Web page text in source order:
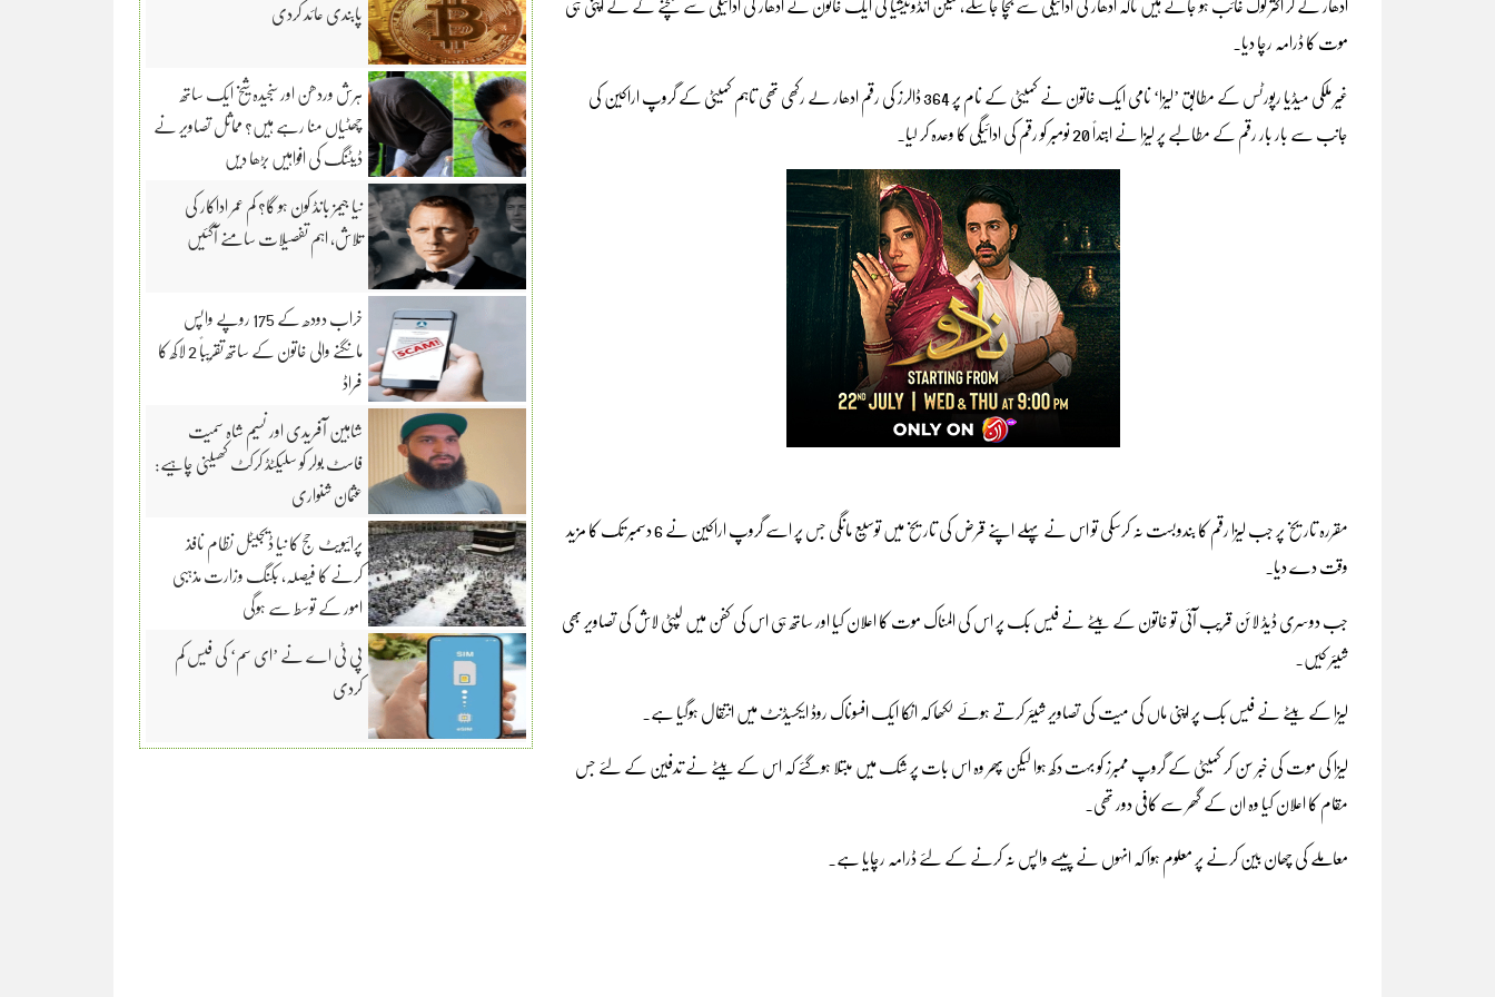
موت کا ڈرامہ رچا دیا۔
غیر ملکی میڈیا رپورٹس کے مطابق ’لیزا‘ نامی ایک خاتون نے کمیٹی کے نام پر 364 ڈالرز کی رقم ادھار لے رکھی تھی تاہم کمیٹی کے گروپ اراکین کی
جانب سے بار بار رقم کے مطالبے پر لیزا نے ابتداً 20 نومبر کو رقم کی ادائیگی کا وعدہ کر لیا۔
مقررہ تاریخ پر جب لیزا رقم کا بندوبست نہ کرسکی تو اس نے پہلے اپنے قرض کی تاریخ میں توسیع مانگی جس پر اسے گروپ اراکین نے 6 دسمبر تک کا مزید
وقت دے دیا۔
جب دوسری ڈیڈ لائن قریب آئی تو خاتون کے بیٹے نے فیس بک پر اس کی المناک موت کا اعلان کیا اور ساتھ ہی اس کی کفن میں لپٹی لاش کی تصاویر بھی
شیئر کیں۔
لیزا کے بیٹے نے فیس بک پر اپنی ماں کی میت کی تصاویر شیئر کرتے ہوئے لکھا کہ انکا ایک افسوناک روڈ ایکسیڈنٹ میں انتقال ہوگیا ہے۔
لیزا کی موت کی خبر سن کر کمیٹی کے گروپ ممبرز کو بہت دکھ ہوا لیکن پھر وہ اس بات پر شک میں مبتلا ہوگئے کہ اس کے بیٹے نے تدفین کے لئے جس
مقام کا اعلان کیا وہ ان کے گھر سے کافی دور تھی۔
معاملے کی چھان بین کرنے پر معلوم ہوا کہ انہوں نے پیسے واپس نہ کرنے کے لئے ڈرامہ رچایا ہے۔
پابندی عائد کردی
ہرش وردھن اور سنجیدہ شیخ ایک ساتھ
چھٹیاں منا رہے ہیں؟ مماثل تصاویر نے
ڈیٹنگ کی افواہیں بڑھا دیں
نیا جیمز بانڈ کون ہو گا؟ کم عمر اداکار کی
تلاش، اہم تفصیلات سامنے آگئیں
خراب دودھ کے 175 روپے واپس
مانگنے والی خاتون کے ساتھ تقریباً 2 لاکھ کا
فراڈ
شاہین آفریدی اور نسیم شاہ سمیت
فاسٹ بولر کو سلیکٹڈ کرکٹ کھیلنی چاہیے:
عثمان شنواری
پرائیویٹ حج کا نیا ڈیجیٹل نظام نافذ
کرنے کا فیصلہ، بکنگ وزارت مذہبی
امور کے توسط سے ہوگی
پی ٹی اے نے ’ای سم‘ کی فیس کم
کردی